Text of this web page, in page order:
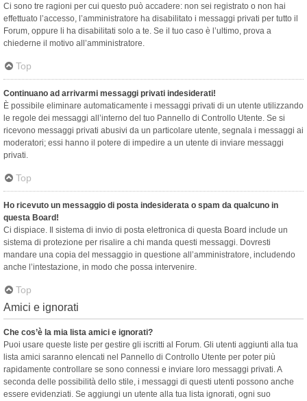
Ci sono tre ragioni per cui questo può accadere: non sei registrato o non hai
effettuato l’accesso, l’amministratore ha disabilitato i messaggi privati per tutto il
Forum, oppure li ha disabilitati solo a te. Se il tuo caso è l’ultimo, prova a
chiederne il motivo all’amministratore.
Top
Continuano ad arrivarmi messaggi privati indesiderati!
È possibile eliminare automaticamente i messaggi privati ​​di un utente utilizzando
le regole dei messaggi all’interno del tuo Pannello di Controllo Utente. Se si
ricevono messaggi privati ​​abusivi da un particolare utente, segnala i messaggi ai
moderatori; essi hanno il potere di impedire a un utente di inviare messaggi
privati​​.
Top
Ho ricevuto un messaggio di posta indesiderata o spam da qualcuno in
questa Board!
Ci dispiace. Il sistema di invio di posta elettronica di questa Board include un
sistema di protezione per risalire a chi manda questi messaggi. Dovresti
mandare una copia del messaggio in questione all’amministratore, includendo
anche l’intestazione, in modo che possa intervenire.
Top
Amici e ignorati
Che cos’è la mia lista amici e ignorati?
Puoi usare queste liste per gestire gli iscritti al Forum. Gli utenti aggiunti alla tua
lista amici saranno elencati nel Pannello di Controllo Utente per poter più
rapidamente controllare se sono connessi e inviare loro messaggi privati. A
seconda delle possibilità dello stile, i messaggi di questi utenti possono anche
essere evidenziati. Se aggiungi un utente alla tua lista ignorati, ogni suo